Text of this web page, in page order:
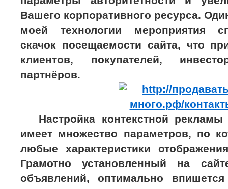
Вашего корпоративного ресурса.
моей технологии мероприятия
скачок посещаемости сайта, что
клиентов, покупателей,
партнёров.
___Настройка контекстной
имеет множество параметров, по
любые характеристики
Грамотно установленный на
объявлений, оптимально